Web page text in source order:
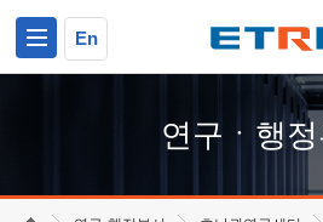
En
연구ㆍ행정